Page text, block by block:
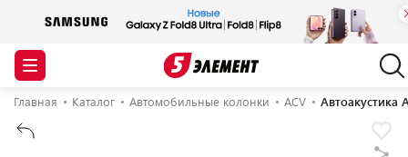
Главная Каталог Автомобильные колонки ACV Автоакустика